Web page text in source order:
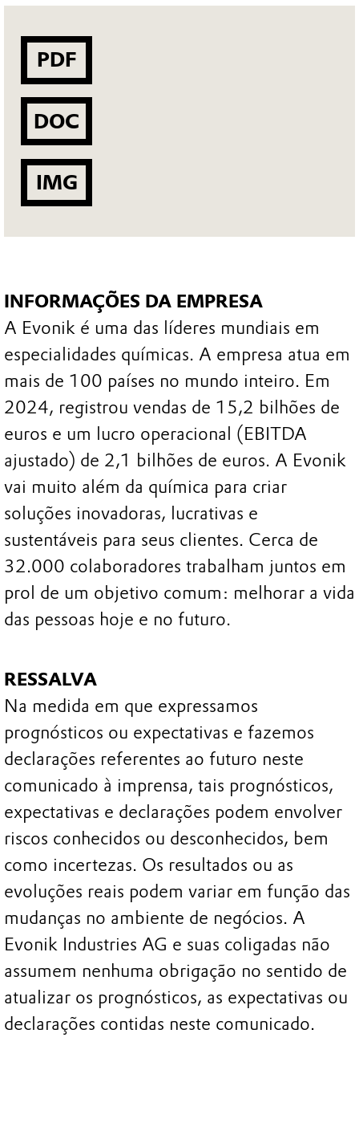
PDF
DOC
IMG
INFORMAÇÕES DA EMPRESA
A Evonik é uma das líderes mundiais em
especialidades químicas. A empresa atua em
mais de 100 países no mundo inteiro. Em
2024, registrou vendas de 15,2 bilhões de
euros e um lucro operacional (EBITDA
ajustado) de 2,1 bilhões de euros. A Evonik
vai muito além da química para criar
soluções inovadoras, lucrativas e
sustentáveis para seus clientes. Cerca de
32.000 colaboradores trabalham juntos em
prol de um objetivo comum: melhorar a vida
das pessoas hoje e no futuro.
RESSALVA
Na medida em que expressamos
prognósticos ou expectativas e fazemos
declarações referentes ao futuro neste
comunicado à imprensa, tais prognósticos,
expectativas e declarações podem envolver
riscos conhecidos ou desconhecidos, bem
como incertezas. Os resultados ou as
evoluções reais podem variar em função das
mudanças no ambiente de negócios. A
Evonik Industries AG e suas coligadas não
assumem nenhuma obrigação no sentido de
atualizar os prognósticos, as expectativas ou
declarações contidas neste comunicado.